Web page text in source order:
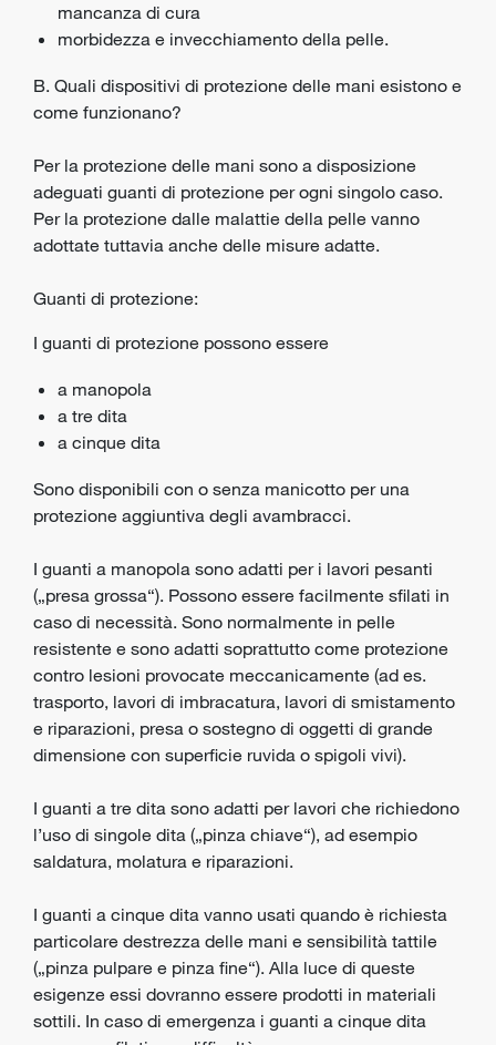
mancanza di cura
morbidezza e invecchiamento della pelle.
B. Quali dispositivi di protezione delle mani esistono e
come funzionano?
Per la protezione delle mani sono a disposizione
adeguati guanti di protezione per ogni singolo caso.
Per la protezione dalle malattie della pelle vanno
adottate tuttavia anche delle misure adatte.
Guanti di protezione:
I guanti di protezione possono essere
a manopola
a tre dita
a cinque dita
Sono disponibili con o senza manicotto per una
protezione aggiuntiva degli avambracci.
I guanti a manopola sono adatti per i lavori pesanti
(„presa grossa“). Possono essere facilmente sfilati in
caso di necessità. Sono normalmente in pelle
resistente e sono adatti soprattutto come protezione
contro lesioni provocate meccanicamente (ad es.
trasporto, lavori di imbracatura, lavori di smistamento
e riparazioni, presa o sostegno di oggetti di grande
dimensione con superficie ruvida o spigoli vivi).
I guanti a tre dita sono adatti per lavori che richiedono
l’uso di singole dita („pinza chiave“), ad esempio
saldatura, molatura e riparazioni.
I guanti a cinque dita vanno usati quando è richiesta
particolare destrezza delle mani e sensibilità tattile
(„pinza pulpare e pinza fine“). Alla luce di queste
esigenze essi dovranno essere prodotti in materiali
sottili. In caso di emergenza i guanti a cinque dita